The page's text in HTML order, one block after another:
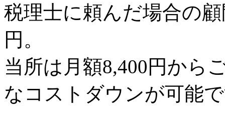
税理士に頼んだ場合の
円。
当所は月額8,400円から
なコストダウンが可能